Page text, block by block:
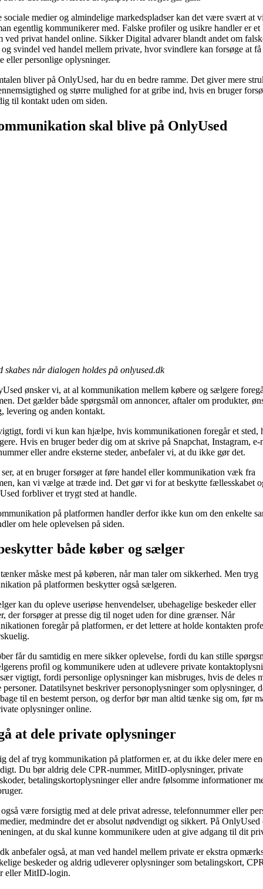
sociale medier og almindelige markedspladser kan det være svært at
egentlig kommunikerer med. Falske profiler og usikre handler er et
ved privat handel online. Sikker Digital advarer blandt andet om
svindel ved handel mellem private, hvor svindlere kan forsøge at få
eller personlige oplysninger.
bliver på OnlyUsed, har du en bedre ramme. Det giver mere
og større mulighed for at gribe ind, hvis en bruger
til kontakt uden om siden.
skal blive på OnlyUsed
skabes når dialogen holdes på onlyused.dk
ønsker vi, at al kommunikation mellem købere og sælgere
Det gælder både spørgsmål om annoncer, aftaler om produkter,
levering og anden kontakt.
fordi vi kun kan hjælpe, hvis kommunikationen foregår et sted,
Hvis en bruger beder dig om at skrive på Snapchat, Instagram, e-
eller andre eksterne steder, anbefaler vi, at du ikke gør det.
at en bruger forsøger at føre handel eller kommunikation væk fra
kan vi vælge at træde ind. Det gør vi for at beskytte fællesskabet
forbliver et trygt sted at handle.
på platformen handler derfor ikke kun om den enkelte
om hele oplevelsen på siden.
både køber og sælger
måske mest på køberen, når man taler om sikkerhed. Men tryg
på platformen beskytter også sælgeren.
kan du opleve useriøse henvendelser, ubehagelige beskeder eller
der forsøger at presse dig til noget uden for dine grænser. Når
foregår på platformen, er det lettere at holde kontakten
får du samtidig en mere sikker oplevelse, fordi du kan stille
profil og kommunikere uden at udlevere private
vigtigt, fordi personlige oplysninger kan misbruges, hvis de deles
personer. Datatilsynet beskriver personoplysninger som oplysninger,
til en bestemt person, og derfor bør man altid tænke sig om, før
oplysninger online.
at dele private oplysninger
del af tryg kommunikation på platformen er, at du ikke deler mere
Du bør aldrig dele CPR-nummer, MitID-oplysninger, private
betalingskortoplysninger eller andre følsomme informationer
være forsigtig med at dele privat adresse, telefonnummer eller
medmindre det er absolut nødvendigt og sikkert. På OnlyUsed
at du skal kunne kommunikere uden at give adgang til dit
anbefaler også, at man ved handel mellem private er ekstra
beskeder og aldrig udleverer oplysninger som betalingskort,
eller MitID-login.